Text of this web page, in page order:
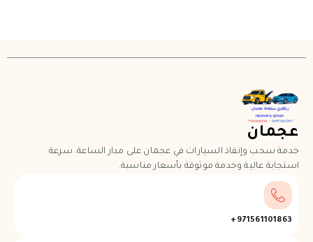
عجمان
خدمة سحب وإنقاذ السيارات في عجمان على مدار الساعة. سرعة
استجابة عالية وخدمة موثوقة بأسعار مناسبة.
971561101863+